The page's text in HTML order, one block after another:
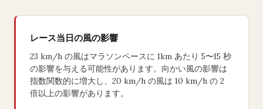
レース当日の風の影響
23 km/h の風はマラソンペースに 1km あたり 5〜15 秒
の影響を与える可能性があります。向かい風の影響は
指数関数的に増大し、20 km/h の風は 10 km/h の 2
倍以上の影響があります。